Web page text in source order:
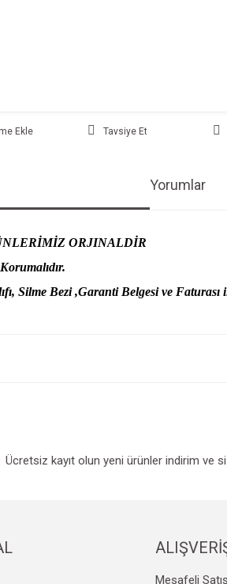
Tavsiye Et
Yorumlar
ORJINALDİR
Silme Bezi ,Garanti Belgesi ve
benzer farklı alternatifler olmalı.
Ücretsiz kayıt olun yeni ürünler indirim ve
Mesafeli